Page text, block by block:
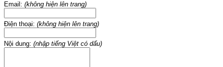
Email: (không hiện lên trang)
Điện thoại: (không hiện lên trang)
Nội dung: (nhập tiếng Việt có dấu)